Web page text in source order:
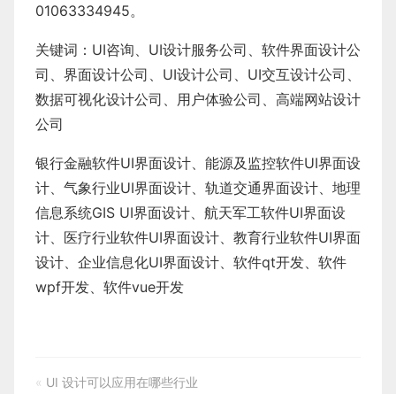
01063334945。
关键词： UI咨询 UI设计服务公司
软件界面设计公
司、界面设计公司、 UI设计公司 UI交互设计公司
数据可视化设计公司
用户体验公司
高端网站设计
公司
银行金融软件UI界面设计 能源及监控软件UI界面设
计
气象行业UI界面设计 轨道交通界面设计
地理
信息系统GIS UI界面设计 航天军工软件UI界面设
计
医疗行业软件UI界面设计 教育行业软件UI界面
设计
企业信息化UI界面设计、 软件qt开发
软件
wpf开发
软件vue开发
« UI 设计可以应用在哪些行业